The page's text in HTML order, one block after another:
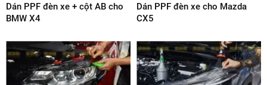
Dán PPF đèn xe + cột AB cho
BMW X4
Dán PPF đèn xe cho Mazda
CX5